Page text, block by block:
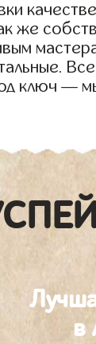
же
ключ —
в